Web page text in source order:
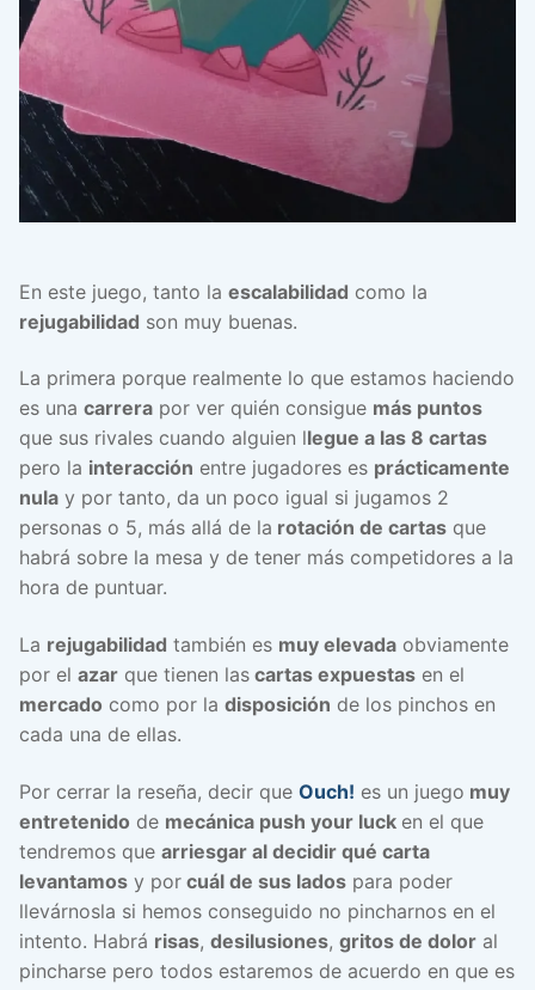
En este juego, tanto la escalabilidad como la
rejugabilidad son muy buenas.
La primera porque realmente lo que estamos haciendo
es una carrera por ver quién consigue más puntos
que sus rivales cuando alguien llegue a las 8 cartas
pero la interacción entre jugadores es prácticamente
nula y por tanto, da un poco igual si jugamos 2
personas o 5, más allá de la rotación de cartas que
habrá sobre la mesa y de tener más competidores a la
hora de puntuar.
La rejugabilidad también es muy elevada obviamente
por el azar que tienen las cartas expuestas en el
mercado como por la disposición de los pinchos en
cada una de ellas.
Por cerrar la reseña, decir que Ouch! es un juego muy
entretenido de mecánica push your luck en el que
tendremos que arriesgar al decidir qué carta
levantamos y por cuál de sus lados para poder
llevárnosla si hemos conseguido no pincharnos en el
intento. Habrá risas, desilusiones, gritos de dolor al
pincharse pero todos estaremos de acuerdo en que es